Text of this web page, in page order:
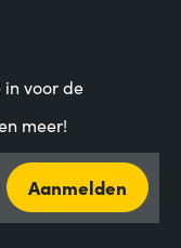
in voor de
meer!
Aanmelden